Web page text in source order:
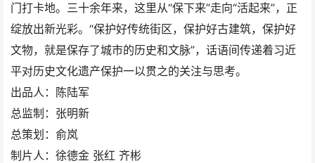
门打卡地。三十余年来，这里从“保下来”走向“活起来”，正
绽放出新光彩。“保护好传统街区，保护好古建筑，保护好
文物，就是保存了城市的历史和文脉”，话语间传递着习近
平对历史文化遗产保护一以贯之的关注与思考。
出品人：陈陆军
总监制：张明新
总策划：俞岚
制片人：徐德金 张红 齐彬